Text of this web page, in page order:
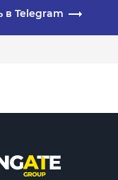
в Telegram